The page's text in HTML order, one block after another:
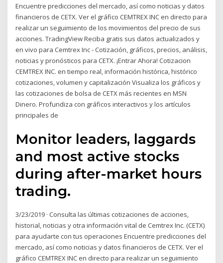
Encuentre predicciones del mercado, así como noticias y datos
financieros de CETX. Ver el gráfico CEMTREX INC en directo para
realizar un seguimiento de los movimientos del precio de sus
acciones. TradingView Reciba gratis sus datos actualizados y
en vivo para Cemtrex Inc - Cotización, gráficos, precios, análisis,
noticias y pronósticos para CETX. ¡Entrar Ahora! Cotizacion
CEMTREX INC. en tiempo real, información histórica, histórico
cotizaciones, volumen y capitalización Visualiza los gráficos y
las cotizaciones de bolsa de CETX más recientes en MSN
Dinero. Profundiza con gráficos interactivos y los artículos
principales de
Monitor leaders, laggards
and most active stocks
during after-market hours
trading.
3/23/2019 · Consulta las últimas cotizaciones de acciones,
historial, noticias y otra información vital de Cemtrex Inc. (CETX)
para ayudarte con tus operaciones Encuentre predicciones del
mercado, así como noticias y datos financieros de CETX. Ver el
gráfico CEMTREX INC en directo para realizar un seguimiento